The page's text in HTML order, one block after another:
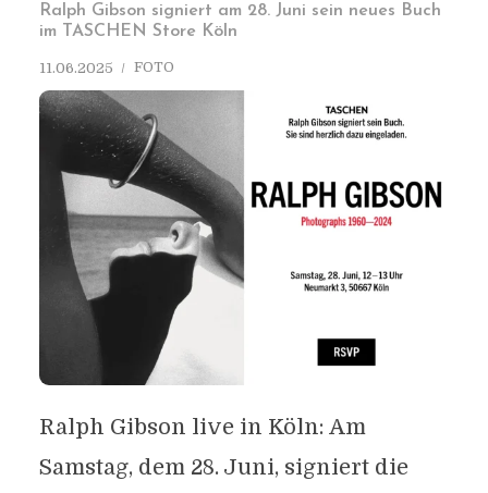
Ralph Gibson signiert am 28. Juni sein neues Buch
im TASCHEN Store Köln
11.06.2025 FOTO
Ralph Gibson live in Köln: Am
Samstag, dem 28. Juni, signiert die